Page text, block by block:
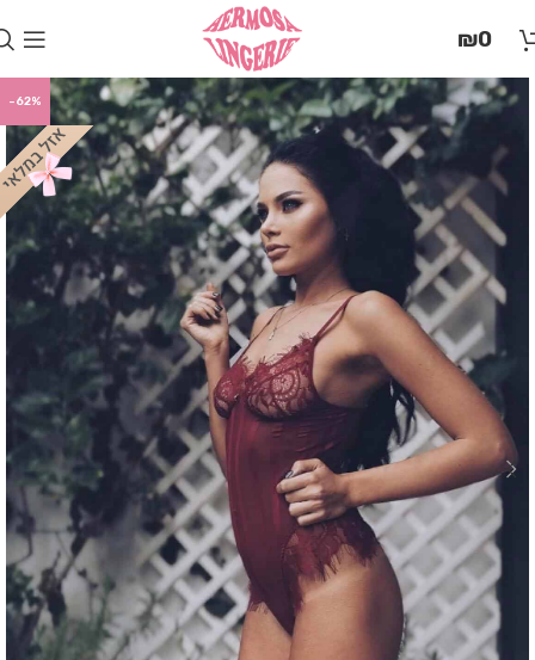
זֶה
מַעֲרֶכֶת
"המרכז
הישראלי
לְהַנְגָּשָׁת
אָתָרִים".
הַמְּסַיַּעַת
לִנְגִישׁוּת
הָאֲתָר.
לִפְתִיחַת
תַּפְרִיט
הֵנְּגִישׁוּת
ALT+0
₪0
-62%